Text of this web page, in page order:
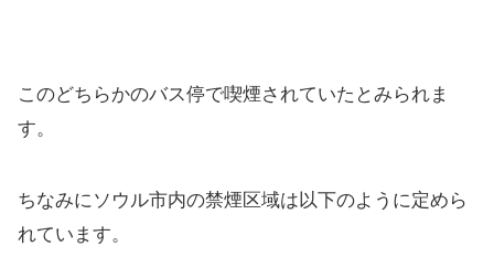
このどちらかのバス停で喫煙されていたとみられま
す。
ちなみにソウル市内の禁煙区域は以下のように定めら
れています。